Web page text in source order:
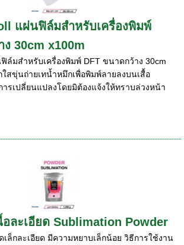
แผ่นฟิล์มสำหรับเครื่องพิมพ์
30cm x100m
ล์มสำหรับเครื่องพิมพ์ DFT ขนาดกว้าง 30cm
สขุ่นถ่ายเทน้ำหมึกเพื่อพิมพ์ลายลงบนเสื้อ
รเปลี่ยนแปลงโดยมิต้องแจ้งให้ทราบล่วงหน้า
อละเอียด Sublimation Powder
ล็กละเอียด มีความหยาบเล็กน้อย วิธีการใช้งาน